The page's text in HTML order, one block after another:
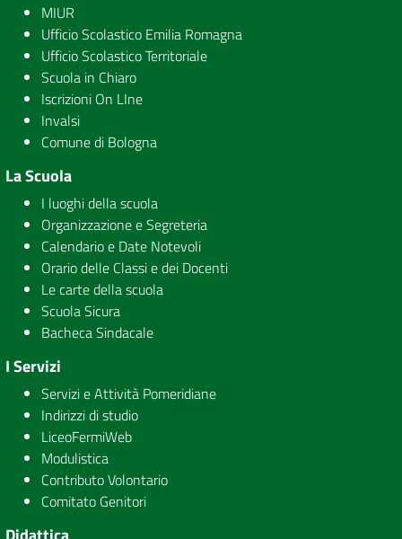
MIUR
Ufficio Scolastico Emilia Romagna
Ufficio Scolastico Territoriale
Scuola in Chiaro
Iscrizioni On LIne
Invalsi
Comune di Bologna
La Scuola
I luoghi della scuola
Organizzazione e Segreteria
Calendario e Date Notevoli
Orario delle Classi e dei Docenti
Le carte della scuola
Scuola Sicura
Bacheca Sindacale
I Servizi
Servizi e Attività Pomeridiane
Indirizzi di studio
LiceoFermiWeb
Modulistica
Contributo Volontario
Comitato Genitori